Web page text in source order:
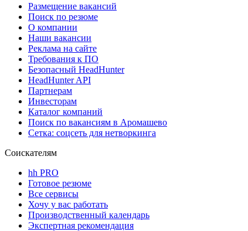
Размещение вакансий
Поиск по резюме
О компании
Наши вакансии
Реклама на сайте
Требования к ПО
Безопасный HeadHunter
HeadHunter API
Партнерам
Инвесторам
Каталог компаний
Поиск по вакансиям в Аромашево
Сетка: соцсеть для нетворкинга
Соискателям
hh PRO
Готовое резюме
Все сервисы
Хочу у вас работать
Производственный календарь
Экспертная рекомендация